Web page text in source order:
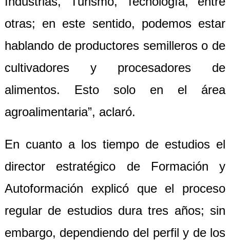
otras; en este sentido, podemos estar
hablando de productores semilleros o de
cultivadores y procesadores de
alimentos. Esto solo en el área
agroalimentaria”, aclaró.
En cuanto a los tiempo de estudios el
director estratégico de Formación y
Autoformación explicó que el proceso
regular de estudios dura tres años; sin
embargo, dependiendo del perfil y de los